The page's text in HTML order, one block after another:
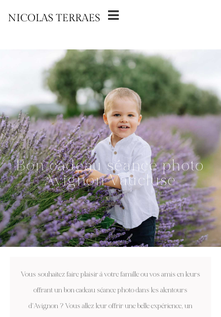
Bon cadeau séance photo
Avignon Vaucluse
Vous souhaitez faire plaisir à votre famille ou vos amis en leurs
offrant un bon cadeau séance photo dans les alentours
d’Avignon ? Vous allez leur offrir une belle expérience, un